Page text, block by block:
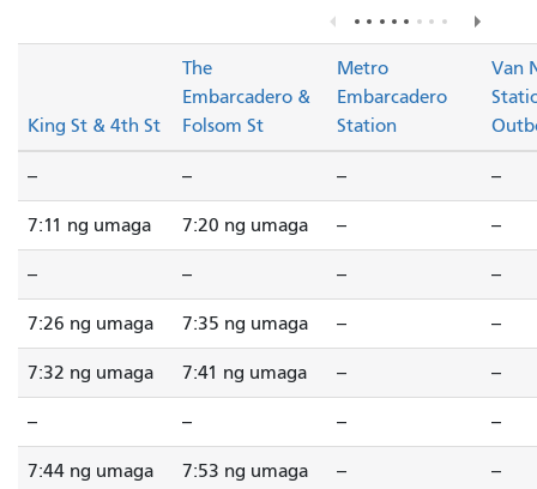
King St & 4th St
The
Embarcadero &
Folsom St
Metro
Embarcadero
Station
Van
-- -- -- --
7:11 ng umaga 7:20 ng umaga -- --
-- -- -- --
7:26 ng umaga 7:35 ng umaga -- --
7:32 ng umaga 7:41 ng umaga -- --
-- -- -- --
7:44 ng umaga 7:53 ng umaga -- --